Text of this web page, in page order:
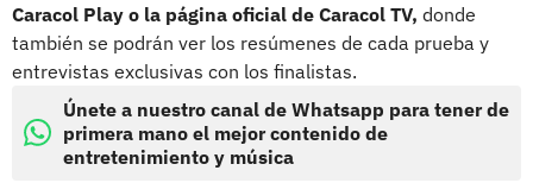
Caracol Play o la página oficial de Caracol TV, donde
también se podrán ver los resúmenes de cada prueba y
entrevistas exclusivas con los finalistas.
Únete a nuestro canal de Whatsapp para tener de
primera mano el mejor contenido de
entretenimiento y música